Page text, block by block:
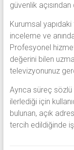
güvenlik
Kurumsal
inceleme ve
Profesyonel
değerini bilen
televizyonunuz
Ayrıca süreç
ilerlediği için
bulunan, açık
tercih edildiğinde